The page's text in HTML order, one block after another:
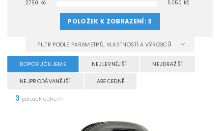
2750 Kč 5050 Kč
POLOŽEK K ZOBRAZENÍ: 3
FILTR PODLE PARAMETRŮ, VLASTNOSTÍ A VÝROBCŮ
DOPORUČUJEME NEJLEVNĚJŠÍ NEJDRAŽŠÍ
NEJPRODÁVANĚJŠÍ ABECEDNĚ
3 položek celkem